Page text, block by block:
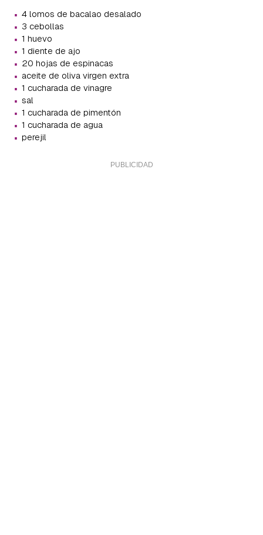
· 4 lomos de bacalao desalado
· 3 cebollas
· 1 huevo
· 1 diente de ajo
· 20 hojas de espinacas
· aceite de oliva virgen extra
· 1 cucharada de vinagre
· sal
· 1 cucharada de pimentón
· 1 cucharada de agua
· perejil